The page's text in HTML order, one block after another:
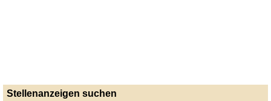
Stellenanzeigen suchen